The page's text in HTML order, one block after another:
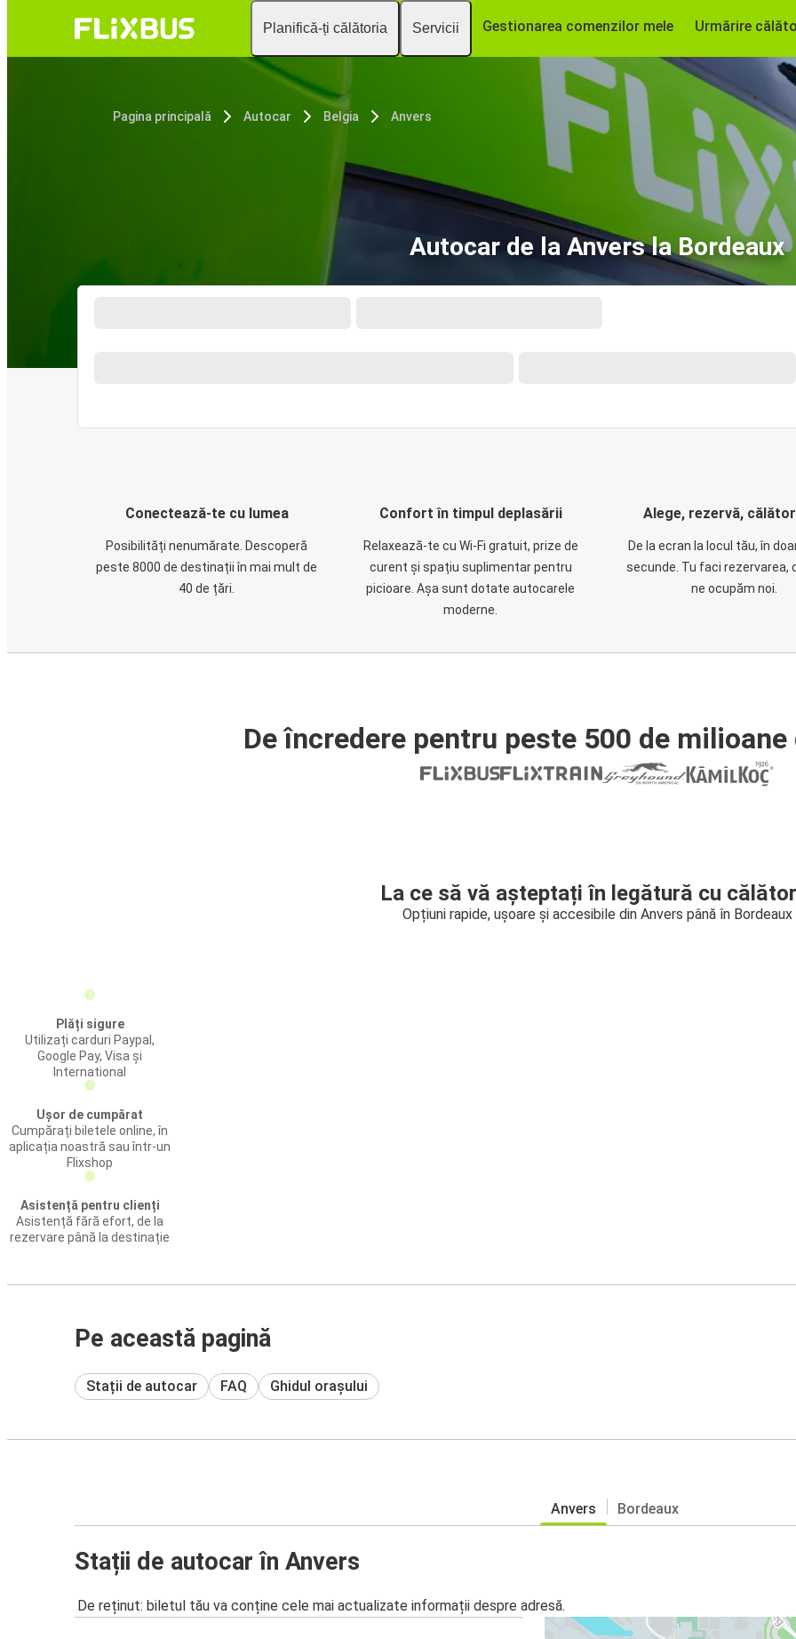
Planifică-ți călătoria Servicii Gestionarea comenzilor mele Urmărire
Pagina principală Autocar Belgia Anvers
Autocar de la Anvers la Bordeaux
Conectează-te cu lumea
Posibilități nenumărate. Descoperă
peste 8000 de destinații în mai mult de
40 de țări.
Confort în timpul deplasării
Relaxează-te cu Wi-Fi gratuit, prize de
curent și spațiu suplimentar pentru
picioare. Așa sunt dotate autocarele
moderne.
Alege, rezervă,
De la ecran la locul tău, în
secunde. Tu faci rezervarea,
ne ocupăm noi.
De încredere pentru peste 500 de milioane
La ce să vă așteptați în legătură cu
Opțiuni rapide, ușoare și accesibile din Anvers până în Bordeaux
Plăți sigure
Utilizați carduri Paypal,
Google Pay, Visa și
International
Ușor de cumpărat
Cumpărați biletele online, în
aplicația noastră sau într-un
Flixshop
Asistență pentru clienți
Asistență fără efort, de la
rezervare până la destinație
Pe această pagină
Stații de autocar FAQ Ghidul orașului
Anvers Bordeaux
Stații de autocar în Anvers
De reținut: biletul tău va conține cele mai actualizate informații despre adresă.